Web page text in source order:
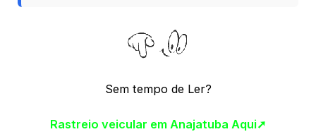
Sem tempo de Ler?
Rastreio veicular em Anajatuba Aqui➚